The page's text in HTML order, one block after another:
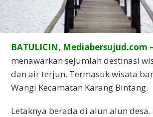
BATULICIN,
menawarkan sejumlah destinasi
dan air terjun. Termasuk wisata
Wangi Kecamatan Karang Bintang.
Letaknya berada di alun alun